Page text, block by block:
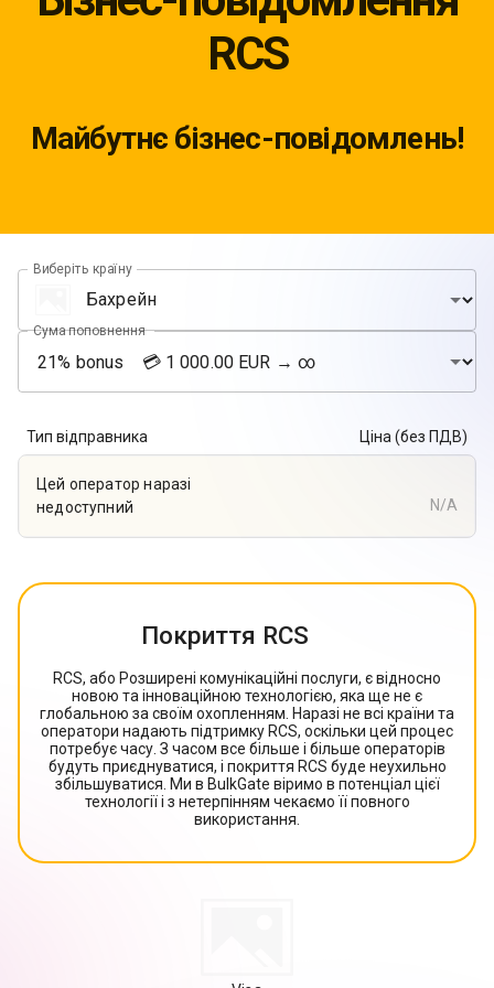
RCS
Майбутнє бізнес-повідомлень!
Виберіть країну
Сума поповнення
Тип відправника Ціна (без ПДВ)
Цей оператор наразі
недоступний
N/A
Покриття RCS
RCS, або Розширені комунікаційні послуги, є відносно
новою та інноваційною технологією, яка ще не є
глобальною за своїм охопленням. Наразі не всі країни та
оператори надають підтримку RCS, оскільки цей процес
потребує часу. З часом все більше і більше операторів
будуть приєднуватися, і покриття RCS буде неухильно
збільшуватися. Ми в BulkGate віримо в потенціал цієї
технології і з нетерпінням чекаємо її повного
використання.